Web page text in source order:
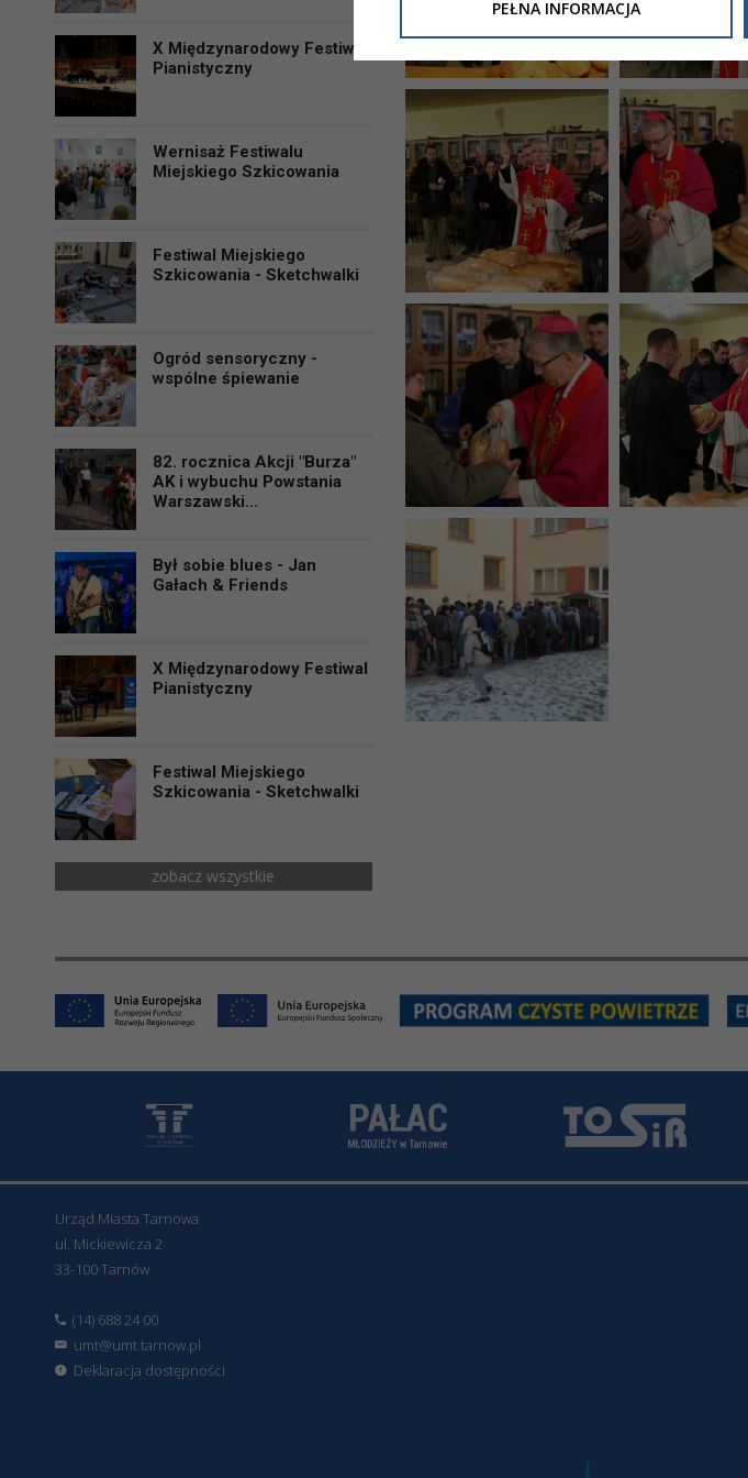
X Międzynarodowy Festiwal
Pianistyczny
Wernisaż Festiwalu
Miejskiego Szkicowania
Festiwal Miejskiego
Szkicowania - Sketchwalki
Ogród sensoryczny -
wspólne śpiewanie
82. rocznica Akcji "Burza"
AK i wybuchu Powstania
Warszawski...
Był sobie blues - Jan
Gałach & Friends
X Międzynarodowy Festiwal
Pianistyczny
Festiwal Miejskiego
Szkicowania - Sketchwalki
zobacz wszystkie
Urząd Miasta Tarnowa
ul. Mickiewicza 2
33-100 Tarnów
(14) 688 24 00
umt@umt.tarnow.pl
Deklaracja dostępności
Niniejsza informacja nie wymaga od Państwa
PEŁNA INFORMACJA